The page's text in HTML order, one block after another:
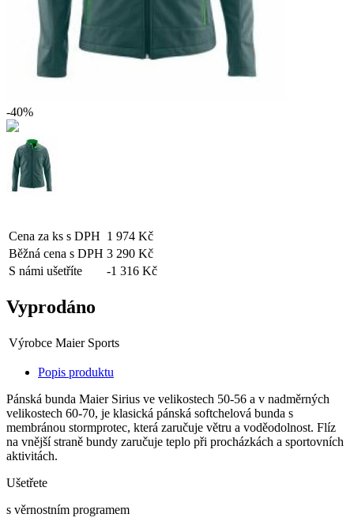
-40%
Cena za ks s DPH 1 974 Kč
Běžná cena s DPH 3 290 Kč
S námi ušetříte
-1 316 Kč
Vyprodáno
Výrobce Maier Sports
Popis produktu
Pánská bunda Maier Sirius ve velikostech 50-56 a v nadměrných
velikostech 60-70, je klasická pánská softchelová bunda s
membránou stormprotec, která zaručuje větru a voděodolnost. Flíz
na vnější straně bundy zaručuje teplo při procházkách a sportovních
aktivitách.
Ušetřete
s věrnostním programem